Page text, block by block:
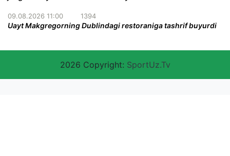
09.08.2026 11:00 1394
Uayt Makgregorning Dublindagi restoraniga tashrif buyurdi
2026 Copyright: SportUz.Tv